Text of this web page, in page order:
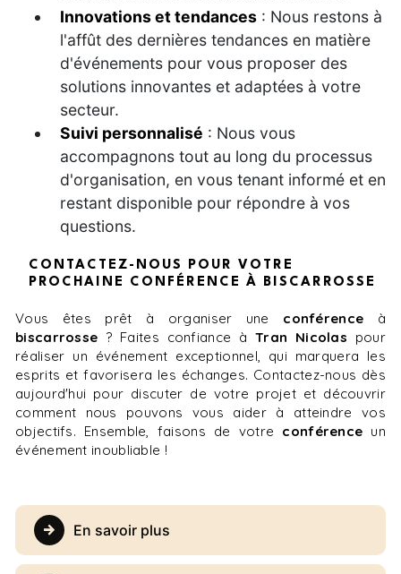
Innovations et tendances : Nous restons à
l'affût des dernières tendances en matière
d'événements pour vous proposer des
solutions innovantes et adaptées à votre
secteur.
Suivi personnalisé : Nous vous
accompagnons tout au long du processus
d'organisation, en vous tenant informé et en
restant disponible pour répondre à vos
questions.
CONTACTEZ-NOUS POUR VOTRE
PROCHAINE CONFÉRENCE À BISCARROSSE
Vous êtes prêt à organiser une conférence à
biscarrosse ? Faites confiance àTran Nicolas pour
réaliser un événement exceptionnel, qui marquera les
esprits et favorisera les échanges. Contactez-nous dès
aujourd'hui pour discuter de votre projet et découvrir
comment nous pouvons vous aider à atteindre vos
objectifs. Ensemble, faisons de votre conférence un
événement inoubliable !
En savoir plus